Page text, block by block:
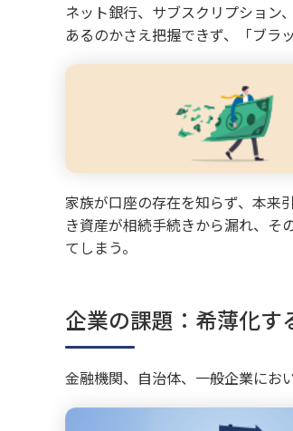
ネット銀行、サブスクリプション
あるのかさえ把握できず、「ブラ
家族が口座の存在を知らず、本来
き資産が相続手続きから漏れ、そ
てしまう。
企業の課題：希薄化す
金融機関、自治体、一般企業にお